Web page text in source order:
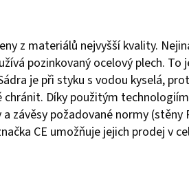
z materiálů nejvyšší kvality.
pozinkovaný ocelový plech. To
je při styku s vodou kyselá,
chránit. Díky použitým
závěsy požadované normy (stěny
CE umožňuje jejich prodej v